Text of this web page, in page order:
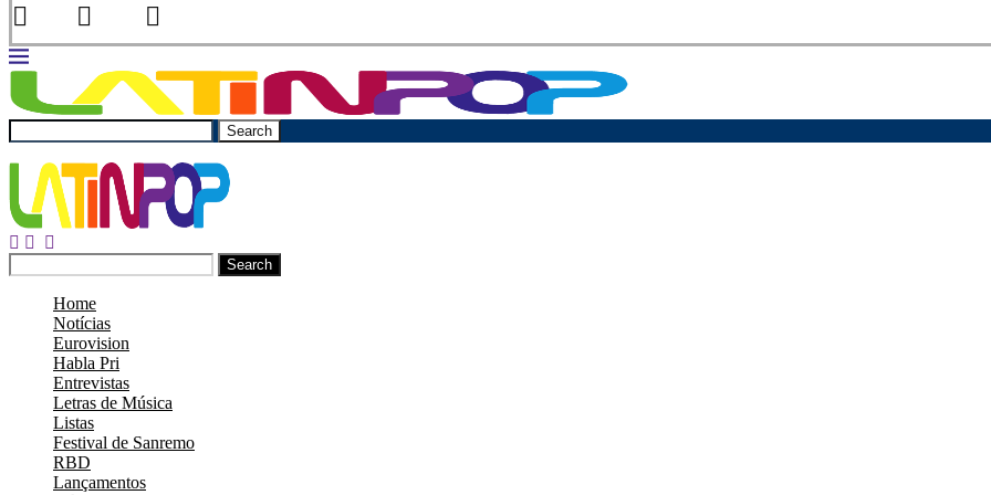
Search
Search
Home
Notícias
Eurovision
Habla Pri
Entrevistas
Letras de Música
Listas
Festival de Sanremo
RBD
Lançamentos